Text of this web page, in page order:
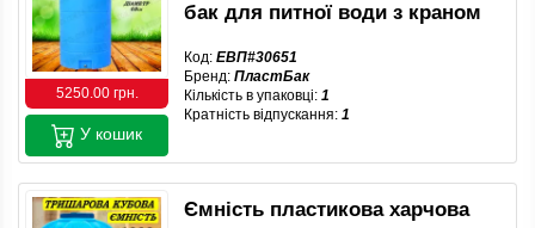
5250.00 грн.
бак для питної води з краном
Код: ЕВП#30651
Бренд: ПластБак
Кількість в упаковці: 1
Кратність відпускання: 1
У кошик
Ємність пластикова харчова